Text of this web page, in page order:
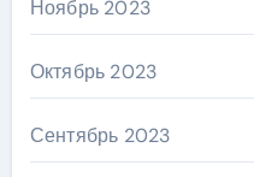
Ноябрь 2023
Октябрь 2023
Сентябрь 2023